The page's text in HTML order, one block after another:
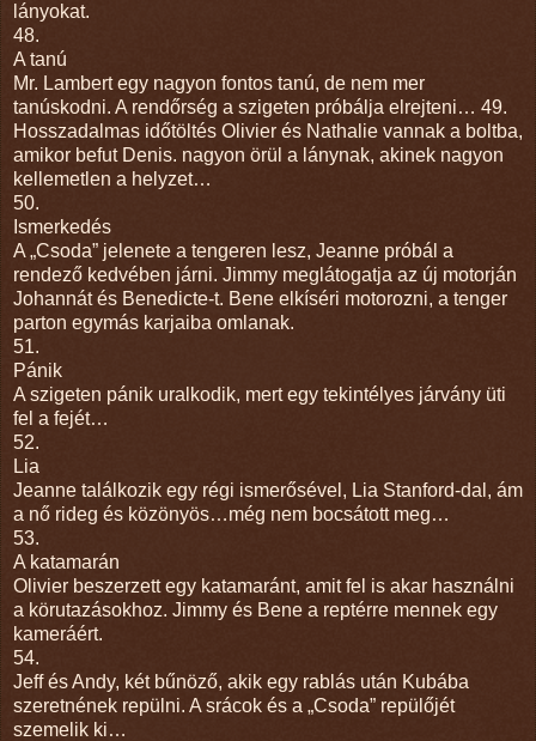
lányokat.
48.
A tanú
Mr. Lambert egy nagyon fontos tanú, de nem mer
tanúskodni. A rendőrség a szigeten próbálja elrejteni… 49.
Hosszadalmas időtöltés Olivier és Nathalie vannak a boltba,
amikor befut Denis. nagyon örül a lánynak, akinek nagyon
kellemetlen a helyzet…
50.
Ismerkedés
A „Csoda” jelenete a tengeren lesz, Jeanne próbál a
rendező kedvében járni. Jimmy meglátogatja az új motorján
Johannát és Benedicte-t. Bene elkíséri motorozni, a tenger
parton egymás karjaiba omlanak.
51.
Pánik
A szigeten pánik uralkodik, mert egy tekintélyes járvány üti
fel a fejét…
52.
Lia
Jeanne találkozik egy régi ismerősével, Lia Stanford-dal, ám
a nő rideg és közönyös…még nem bocsátott meg…
53.
A katamarán
Olivier beszerzett egy katamaránt, amit fel is akar használni
a körutazásokhoz. Jimmy és Bene a reptérre mennek egy
kameráért.
54.
Jeff és Andy, két bűnöző, akik egy rablás után Kubába
szeretnének repülni. A srácok és a „Csoda” repülőjét
szemelik ki…